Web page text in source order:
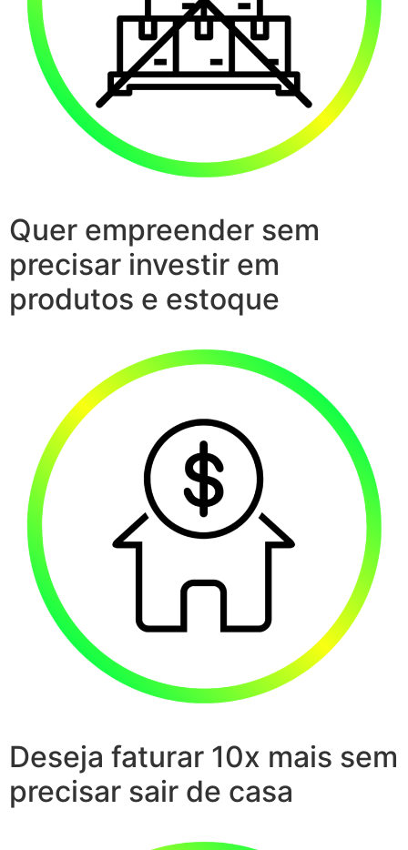
Quer empreender sem
precisar investir em
produtos e estoque
Deseja faturar 10x mais sem
precisar sair de casa